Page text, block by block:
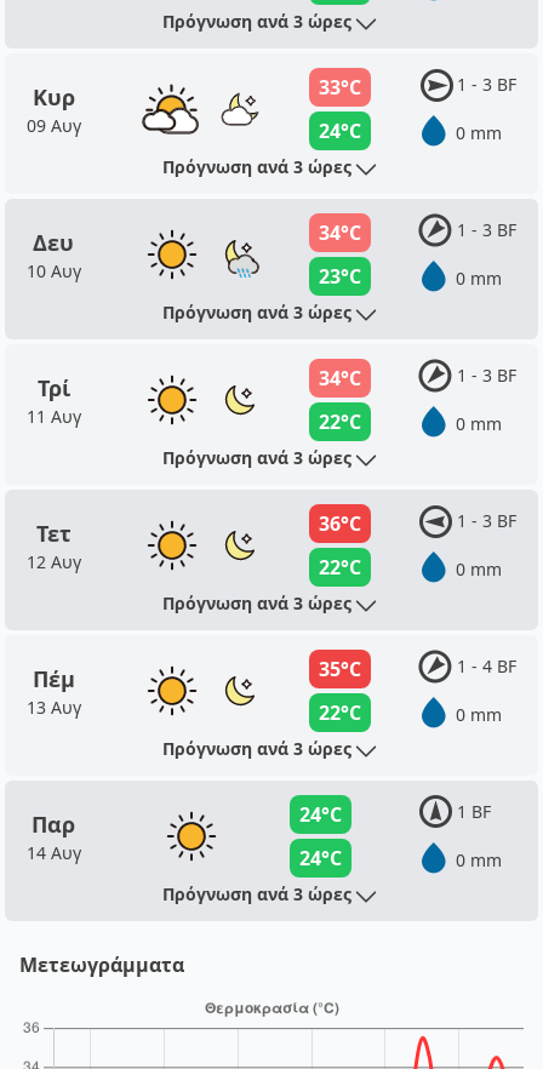
Πρόγνωση ανά 3 ώρες
Κυρ
09 Αυγ
33°C
24°C
1 - 3 BF
0 mm
Πρόγνωση ανά 3 ώρες
Δευ
10 Αυγ
34°C
23°C
1 - 3 BF
0 mm
Πρόγνωση ανά 3 ώρες
Τρί
11 Αυγ
34°C
22°C
1 - 3 BF
0 mm
Πρόγνωση ανά 3 ώρες
Τετ
12 Αυγ
36°C
22°C
1 - 3 BF
0 mm
Πρόγνωση ανά 3 ώρες
Πέμ
13 Αυγ
35°C
22°C
1 - 4 BF
0 mm
Πρόγνωση ανά 3 ώρες
Παρ
14 Αυγ
24°C
24°C
1 BF
0 mm
Πρόγνωση ανά 3 ώρες
Μετεωγράμματα